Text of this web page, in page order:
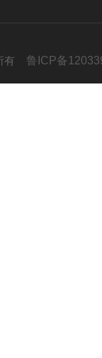
有 鲁ICP备